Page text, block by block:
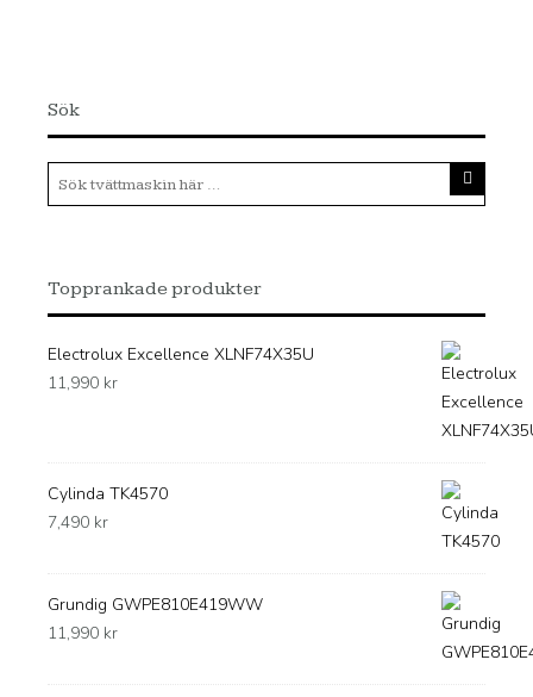
Sök
Topprankade produkter
Electrolux Excellence XLNF74X35U
11,990 kr
Cylinda TK4570
7,490 kr
Grundig GWPE810E419WW
11,990 kr